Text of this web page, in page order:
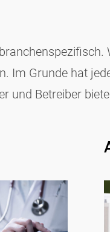
Im Grunde hat
und Betreiber